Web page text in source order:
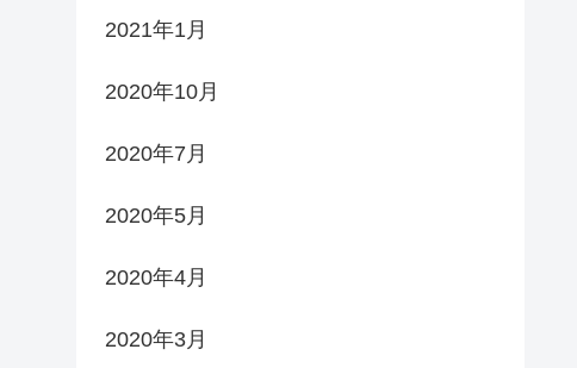
2021年1月
2020年10月
2020年7月
2020年5月
2020年4月
2020年3月